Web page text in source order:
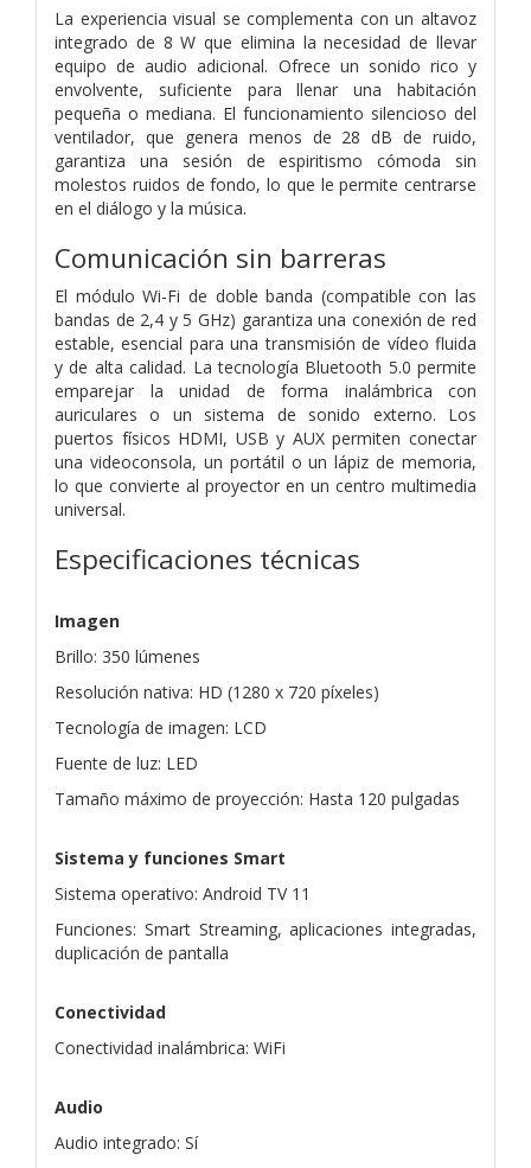
La experiencia visual se complementa con un altavoz
integrado de 8 W que elimina la necesidad de llevar
equipo de audio adicional. Ofrece un sonido rico y
envolvente, suficiente para llenar una habitación
pequeña o mediana. El funcionamiento silencioso del
ventilador, que genera menos de 28 dB de ruido,
garantiza una sesión de espiritismo cómoda sin
molestos ruidos de fondo, lo que le permite centrarse
en el diálogo y la música.
Comunicación sin barreras
El módulo Wi-Fi de doble banda (compatible con las
bandas de 2,4 y 5 GHz) garantiza una conexión de red
estable, esencial para una transmisión de vídeo fluida
y de alta calidad. La tecnología Bluetooth 5.0 permite
emparejar la unidad de forma inalámbrica con
auriculares o un sistema de sonido externo. Los
puertos físicos HDMI, USB y AUX permiten conectar
una videoconsola, un portátil o un lápiz de memoria,
lo que convierte al proyector en un centro multimedia
universal.
Especificaciones técnicas
Imagen
Brillo: 350 lúmenes
Resolución nativa: HD (1280 x 720 píxeles)
Tecnología de imagen: LCD
Fuente de luz: LED
Tamaño máximo de proyección: Hasta 120 pulgadas
Sistema y funciones Smart
Sistema operativo: Android TV 11
Funciones: Smart Streaming, aplicaciones integradas,
duplicación de pantalla
Conectividad
Conectividad inalámbrica: WiFi
Audio
Audio integrado: Sí